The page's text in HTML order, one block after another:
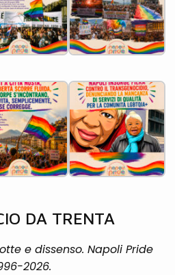
DA TRENTA
e dissenso. Napoli Pride
2026.